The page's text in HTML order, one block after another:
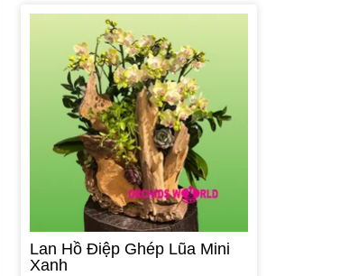
Lan Hồ Điệp Ghép Lũa Mini
Xanh